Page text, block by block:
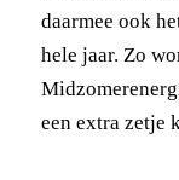
daarmee ook
hele jaar. Zo
een extra zetje